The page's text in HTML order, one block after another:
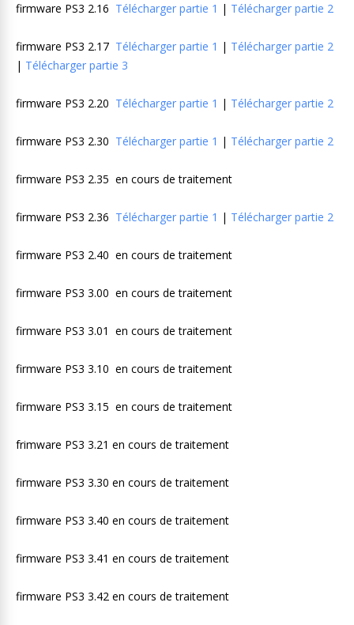
firmware PS3 2.16 Télécharger partie 1 | Télécharger partie 2
firmware PS3 2.17 Télécharger partie 1 | Télécharger partie 2
| Télécharger partie 3
firmware PS3 2.20 Télécharger partie 1 | Télécharger partie 2
firmware PS3 2.30 Télécharger partie 1 | Télécharger partie 2
firmware PS3 2.35 en cours de traitement
firmware PS3 2.36 Télécharger partie 1 | Télécharger partie 2
firmware PS3 2.40 en cours de traitement
firmware PS3 3.00 en cours de traitement
firmware PS3 3.01 en cours de traitement
firmware PS3 3.10 en cours de traitement
firmware PS3 3.15 en cours de traitement
frimware PS3 3.21 en cours de traitement
firmware PS3 3.30 en cours de traitement
firmware PS3 3.40 en cours de traitement
firmware PS3 3.41 en cours de traitement
firmware PS3 3.42 en cours de traitement